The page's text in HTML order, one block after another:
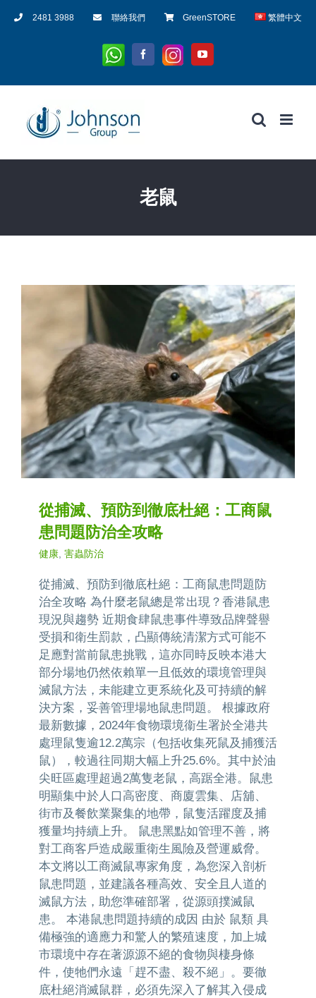
2481 3988 聯絡我們 GreenSTORE 繁體中文
Whatsapp
Facebook
Instagram
YouTube
老鼠
從捕滅、預防到徹底杜絕：工商鼠
患問題防治全攻略
健康 害蟲防治
從捕滅、預防到徹底杜絕：工商鼠患問題防
治全攻略 為什麼老鼠總是常出現？香港鼠患
現況與趨勢 近期食肆鼠患事件導致品牌聲譽
受損和衛生罰款，凸顯傳統清潔方式可能不
足應對當前鼠患挑戰，這亦同時反映本港大
部分場地仍然依賴單一且低效的環境管理與
滅鼠方法，未能建立更系統化及可持續的解
決方案，妥善管理場地鼠患問題。 根據政府
最新數據，2024年食物環境衞生署於全港共
處理鼠隻逾12.2萬宗（包括收集死鼠及捕獲活
鼠），較過往同期大幅上升25.6%。其中於油
尖旺區處理超過2萬隻老鼠，高踞全港。鼠患
明顯集中於人口高密度、商廈雲集、店舖、
街市及餐飲業聚集的地帶，鼠隻活躍度及捕
獲量均持續上升。 鼠患黑點如管理不善，將
對工商客戶造成嚴重衛生風險及營運威脅。
本文將以工商滅鼠專家角度，為您深入剖析
鼠患問題，並建議各種高效、安全且人道的
滅鼠方法，助您準確部署，從源頭撲滅鼠
患。 本港鼠患問題持續的成因 由於 鼠類 具
備極強的適應力和驚人的繁殖速度，加上城
市環境中存在著源源不絕的食物與棲身條
件，使牠們永遠「趕不盡、殺不絕」。要徹
底杜絕消滅鼠群，必須先深入了解其入侵成